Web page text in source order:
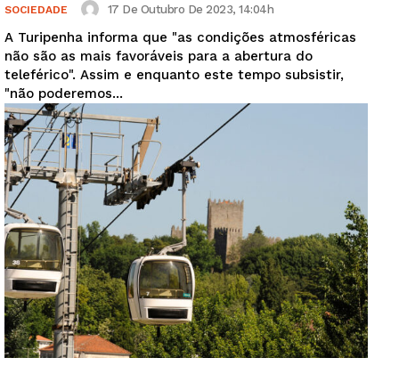
Guimarães, agora!
SUBSCREVA JÁ!
SOCIEDADE 17 De Outubro De 2023, 14:04h
A Turipenha informa que "as condições atmosféricas
não são as mais favoráveis para a abertura do
teleférico". Assim e enquanto este tempo subsistir,
"não poderemos...